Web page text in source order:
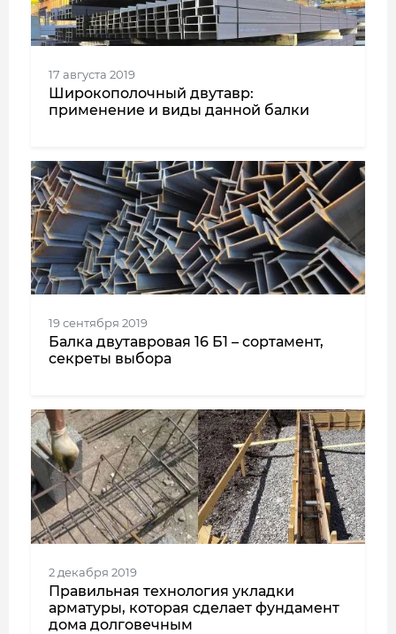
17 августа 2019
Широкополочный двутавр:
применение и виды данной балки
19 сентября 2019
Балка двутавровая 16 Б1 – сортамент,
секреты выбора
2 декабря 2019
Правильная технология укладки
арматуры, которая сделает фундамент
дома долговечным